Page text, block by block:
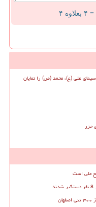
= ۴ بعلاوه ۴
علی (ع)، محمد (ص) را نمایان
خزر
ملی است